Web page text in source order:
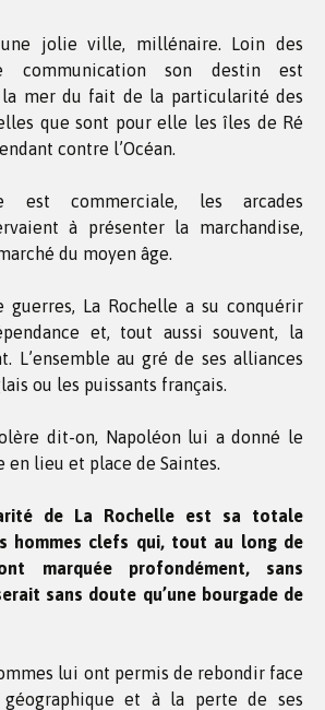
jolie ville, millénaire. Loin des
communication son destin est
mer du fait de la particularité des
que sont pour elle les îles de Ré
contre l’Océan.
est commerciale, les arcades
à présenter la marchandise,
du moyen âge.
guerres, La Rochelle a su conquérir
et, tout aussi souvent, la
L’ensemble au gré de ses alliances
ou les puissants français.
dit-on, Napoléon lui a donné le
lieu et place de Saintes.
de La Rochelle est sa totale
hommes clefs qui, tout au long de
marquée profondément, sans
sans doute qu’une bourgade de
lui ont permis de rebondir face
et à la perte de ses